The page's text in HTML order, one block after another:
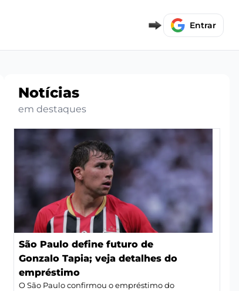
Entrar
Notícias
em destaques
São Paulo define futuro de
Gonzalo Tapia; veja detalhes do
empréstimo
O São Paulo confirmou o empréstimo do